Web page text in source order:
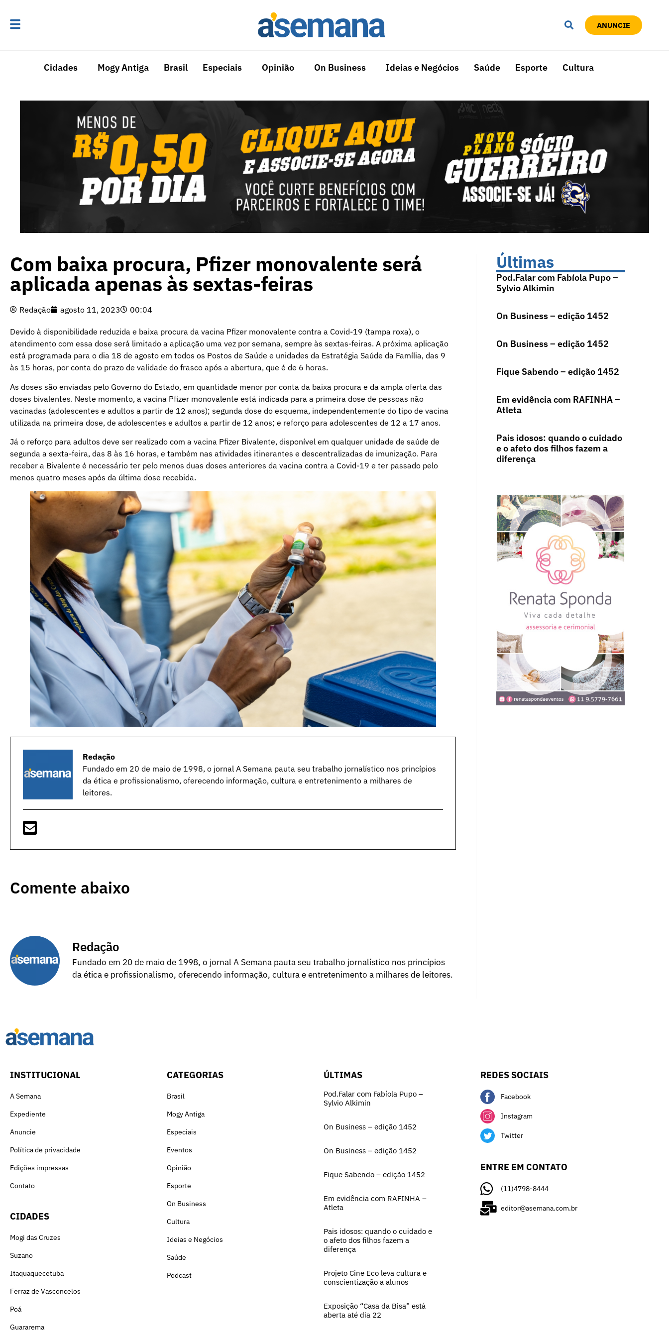
ANUNCIE
Cidades Mogy Antiga Brasil Especiais Opinião On Business Ideias e Negócios Saúde Esporte Cultura
Com baixa procura, Pfizer monovalente será
aplicada apenas às sextas-feiras
Redação agosto 11, 2023 00:04
Devido à disponibilidade reduzida e baixa procura da vacina Pfizer monovalente contra a Covid-19 (tampa roxa), o
atendimento com essa dose será limitado a aplicação uma vez por semana, sempre às sextas-feiras. A próxima aplicação
está programada para o dia 18 de agosto em todos os Postos de Saúde e unidades da Estratégia Saúde da Família, das 9
às 15 horas, por conta do prazo de validade do frasco após a abertura, que é de 6 horas.
As doses são enviadas pelo Governo do Estado, em quantidade menor por conta da baixa procura e da ampla oferta das
doses bivalentes. Neste momento, a vacina Pfizer monovalente está indicada para a primeira dose de pessoas não
vacinadas (adolescentes e adultos a partir de 12 anos); segunda dose do esquema, independentemente do tipo de vacina
utilizada na primeira dose, de adolescentes e adultos a partir de 12 anos; e reforço para adolescentes de 12 a 17 anos.
Já o reforço para adultos deve ser realizado com a vacina Pfizer Bivalente, disponível em qualquer unidade de saúde de
segunda a sexta-feira, das 8 às 16 horas, e também nas atividades itinerantes e descentralizadas de imunização. Para
receber a Bivalente é necessário ter pelo menos duas doses anteriores da vacina contra a Covid-19 e ter passado pelo
menos quatro meses após da última dose recebida.
Redação
Fundado em 20 de maio de 1998, o jornal A Semana pauta seu trabalho jornalístico nos princípios
da ética e profissionalismo, oferecendo informação, cultura e entretenimento a milhares de
leitores.
Comente abaixo
Redação
Fundado em 20 de maio de 1998, o jornal A Semana pauta seu trabalho jornalístico nos princípios
da ética e profissionalismo, oferecendo informação, cultura e entretenimento a milhares de leitores.
Últimas
Pod.Falar com Fabíola Pupo –
Sylvio Alkimin
On Business – edição 1452
On Business – edição 1452
Fique Sabendo – edição 1452
Em evidência com RAFINHA –
Atleta
Pais idosos: quando o cuidado
e o afeto dos filhos fazem a
diferença
INSTITUCIONAL
A Semana
Expediente
Anuncie
Política de privacidade
Edições impressas
Contato
CIDADES
Mogi das Cruzes
Suzano
Itaquaquecetuba
Ferraz de Vasconcelos
Poá
Guararema
CATEGORIAS
Brasil
Mogy Antiga
Especiais
Eventos
Opinião
Esporte
On Business
Cultura
Ideias e Negócios
Saúde
Podcast
ÚLTIMAS
Pod.Falar com Fabíola Pupo –
Sylvio Alkimin
On Business – edição 1452
On Business – edição 1452
Fique Sabendo – edição 1452
Em evidência com RAFINHA –
Atleta
Pais idosos: quando o cuidado e
o afeto dos filhos fazem a
diferença
Projeto Cine Eco leva cultura e
conscientização a alunos
Exposição “Casa da Bisa” está
aberta até dia 22
REDES SOCIAIS
Facebook
Instagram
Twitter
ENTRE EM CONTATO
(11)4798-8444
editor@asemana.com.br